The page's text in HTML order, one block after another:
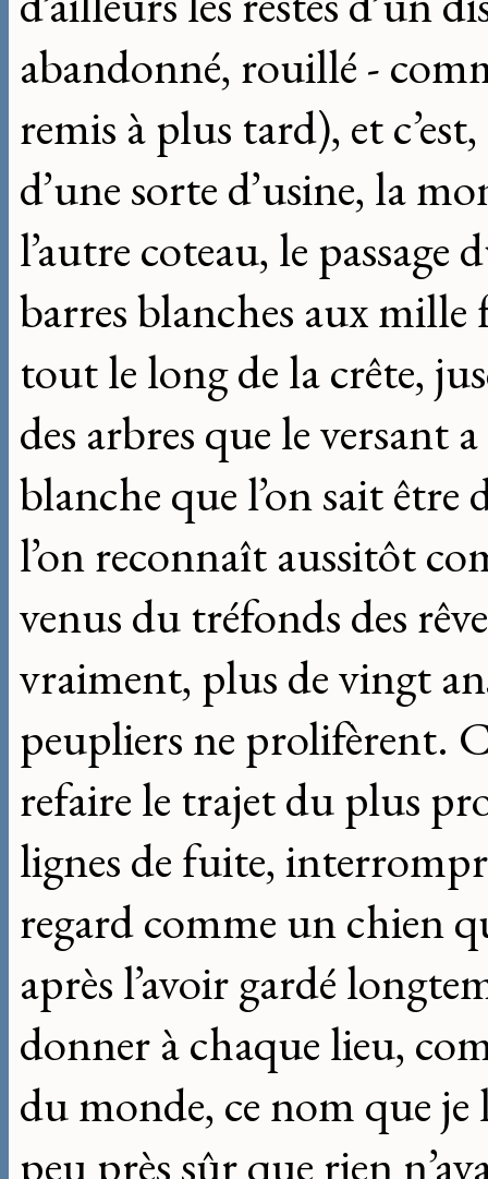
abandonné, rouillé -
remis à plus tard), et
d’une sorte d’usine, la
l’autre coteau, le
barres blanches aux mille
tout le long de la crête,
des arbres que le versant
blanche que l’on sait être
l’on reconnaît aussitôt
venus du tréfonds des
vraiment, plus de vingt
peupliers ne prolifèrent.
refaire le trajet du plus
lignes de fuite,
regard comme un chien
après l’avoir gardé
donner à chaque lieu,
du monde, ce nom que je
peu près sûr que rien